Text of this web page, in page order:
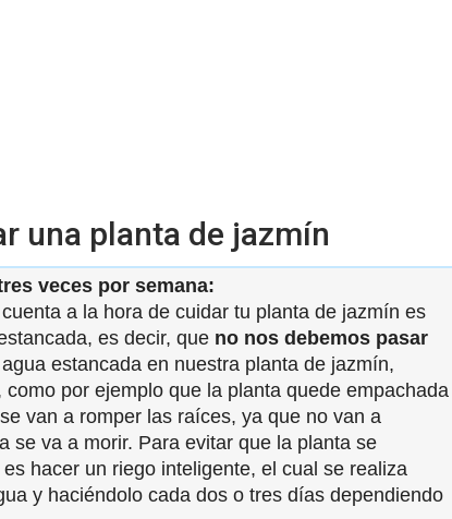
una planta de jazmín
veces por semana:
a la hora de cuidar tu planta de jazmín es
es decir, que no nos debemos pasar
estancada en nuestra planta de jazmín,
por ejemplo que la planta quede empachada
van a romper las raíces, ya que no van a
se va a morir. Para evitar que la planta se
hacer un riego inteligente, el cual se realiza
y haciéndolo cada dos o tres días dependiendo